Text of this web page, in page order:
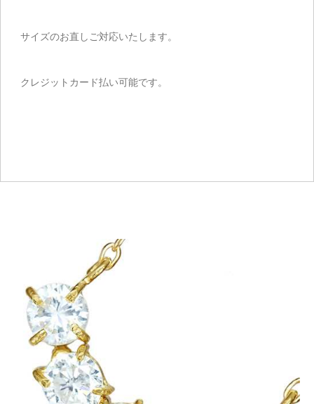
サイズのお直しご対応いたします。
クレジットカード払い可能です。